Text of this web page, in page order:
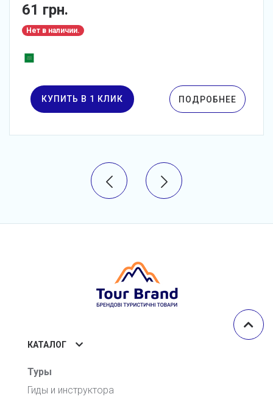
61 грн.
Нет в наличии.
КУПИТЬ В 1 КЛИК ПОДРОБНЕЕ
КАТАЛОГ
Туры
Гиды и инструктора